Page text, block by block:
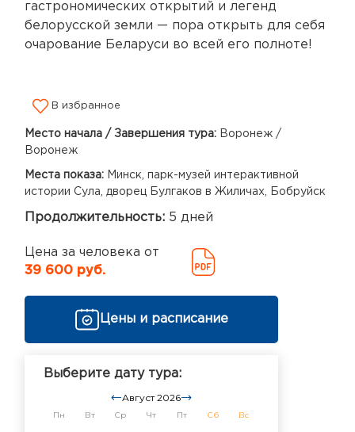
гастрономических открытий и легенд
белорусской земли — пора открыть для себя
очарование Беларуси во всей его полноте!
В избранное
Место начала / Завершения тура: Воронеж /
Воронеж
Места показа: Минск, парк-музей интерактивной
истории Сула, дворец Булгаков в Жиличах, Бобруйск
Продолжительность: 5 дней
Цена за человека от
39 600 руб.
Цены и расписание
Выберите дату тура:
Август 2026
Пн Вт Ср Чт Пт Сб Вс